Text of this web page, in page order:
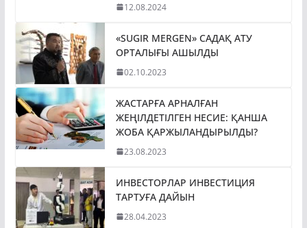
12.08.2024
«SUGIR MERGEN» САДАҚ АТУ
ОРТАЛЫҒЫ АШЫЛДЫ
02.10.2023
ЖАСТАРҒА АРНАЛҒАН
ЖЕҢІЛДЕТІЛГЕН НЕСИЕ: ҚАНША
ЖОБА ҚАРЖЫЛАНДЫРЫЛДЫ?
23.08.2023
ИНВЕСТОРЛАР ИНВЕСТИЦИЯ
ТАРТУҒА ДАЙЫН
28.04.2023